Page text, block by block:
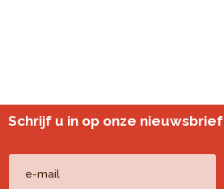
Schrijf u in op onze nieuwsbrief